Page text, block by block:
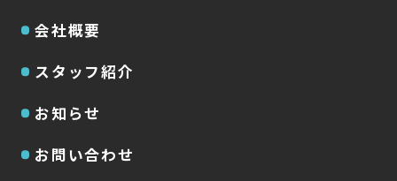
会社概要
スタッフ紹介
お知らせ
お問い合わせ